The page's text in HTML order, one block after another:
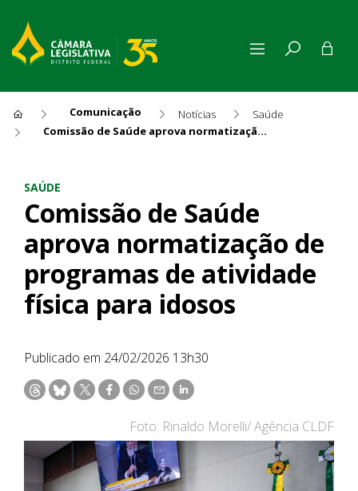
Comunicação Notícias
Saúde
Comissão de Saúde aprova normatização de programas de atividade física para idosos
SAÚDE
Comissão de Saúde
aprova normatização de
programas de atividade
física para idosos
Publicado em 24/02/2026 13h30
Foto: Rinaldo Morelli/ Agência CLDF